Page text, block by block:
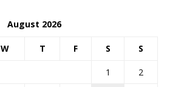
August 2026
W T F S S
1
2